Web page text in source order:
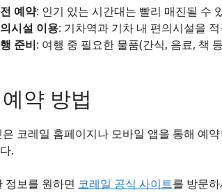
예약: 인기 있는 시간대는 빨리 매진될 수
시설 이용: 기차역과 기차 내 편의시설을
준비: 여행 중 필요한 물품(간식, 음료, 책
약 방법
코레일 홈페이지나 모바일 앱을 통해 예
.
정보를 원하면 코레일 공식 사이트를 방문